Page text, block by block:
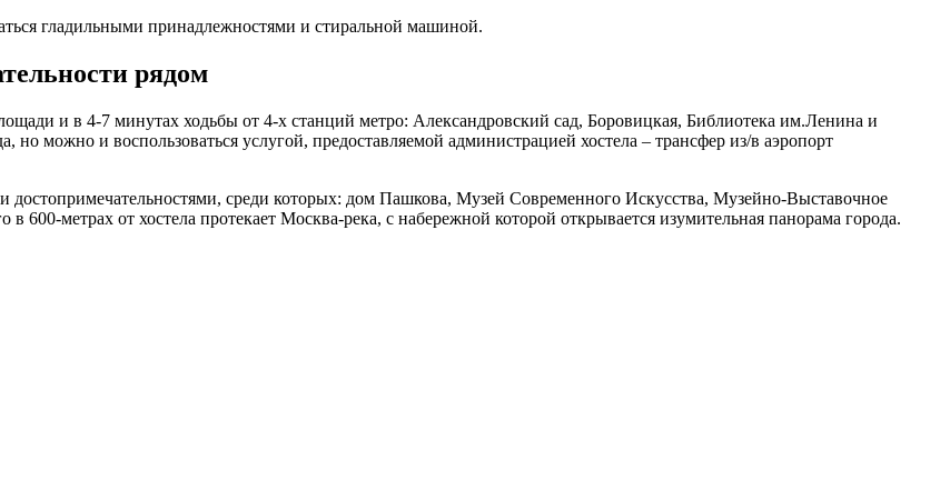
гладильными принадлежностями и стиральной машиной.
рядом
и в 4-7 минутах ходьбы от 4-х станций метро: Александровский сад, Боровицкая, Библиотека им.Ленина и
но можно и воспользоваться услугой, предоставляемой администрацией хостела – трансфер из/в аэропорт
среди которых: дом Пашкова, Музей Современного Искусства, Музейно-Выставочное
метрах от хостела протекает Москва-река, с набережной которой открывается изумительная панорама города.